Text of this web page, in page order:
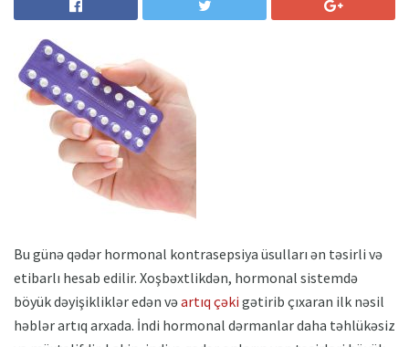
Bu günə qədər hormonal kontrasepsiya üsulları ən təsirli və
etibarlı hesab edilir. Xoşbəxtlikdən, hormonal sistemdə
böyük dəyişikliklər edən vəartıq çəki gətirib çıxaran ilk nəsil
həblər artıq arxada. İndi hormonal dərmanlar daha təhlükəsiz